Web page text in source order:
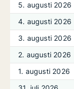
5. augusti 2026
4. augusti 2026
3. augusti 2026
2. augusti 2026
1. augusti 2026